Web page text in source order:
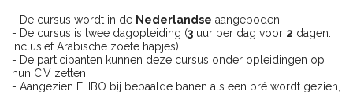
- De cursus wordt in de Nederlandse aangeboden
- De cursus is twee dagopleiding (3 uur per dag voor 2 dagen.
Inclusief Arabische zoete hapjes).
- De participanten kunnen deze cursus onder opleidingen op
hun C.V zetten.
- Aangezien EHBO bij bepaalde banen als een pré wordt gezien,